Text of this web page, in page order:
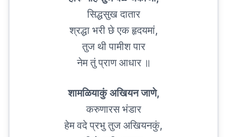
सिद्धसुख दातार
श्रद्धा भरी छे एक हृदयमां,
तुज थी पामीश पार
नेम तुं प्राण आधार ॥
शामळियाकुं अखियन जाणे,
करुणारस भंडार
हेम वदे प्रभु तुज अखियनकुं,